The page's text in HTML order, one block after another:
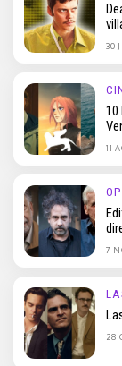
30
10
11
7
28